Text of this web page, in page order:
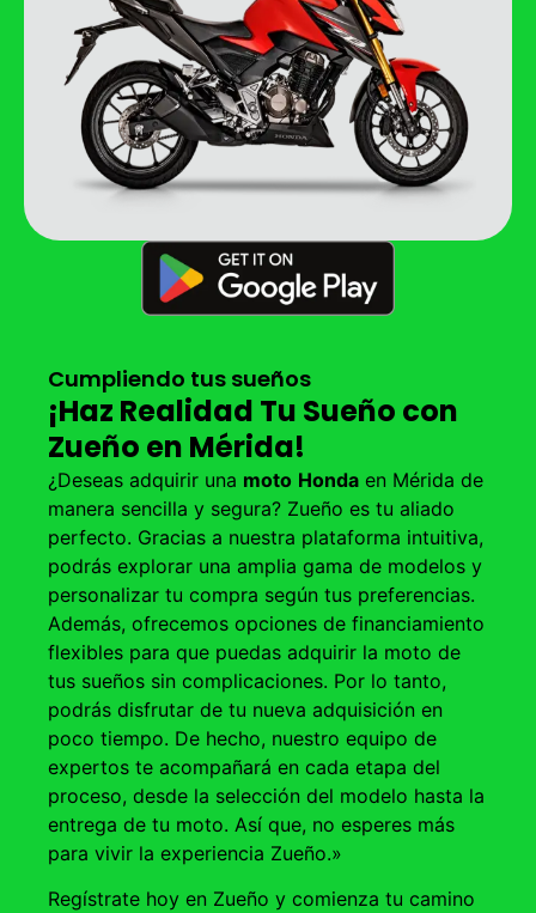
Cumpliendo tus sueños
¡Haz Realidad Tu Sueño con
Zueño en Mérida!
¿Deseas adquirir una moto Honda en Mérida de
manera sencilla y segura? Zueño es tu aliado
perfecto. Gracias a nuestra plataforma intuitiva,
podrás explorar una amplia gama de modelos y
personalizar tu compra según tus preferencias.
Además, ofrecemos opciones de financiamiento
flexibles para que puedas adquirir la moto de
tus sueños sin complicaciones. Por lo tanto,
podrás disfrutar de tu nueva adquisición en
poco tiempo. De hecho, nuestro equipo de
expertos te acompañará en cada etapa del
proceso, desde la selección del modelo hasta la
entrega de tu moto. Así que, no esperes más
para vivir la experiencia Zueño.»
Regístrate hoy en Zueño y comienza tu camino